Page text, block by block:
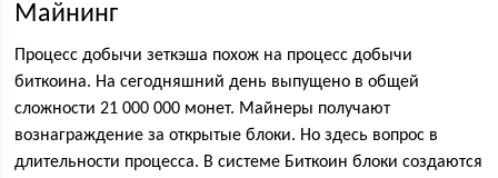
Майнинг
Процесс добычи зеткэша похож на процесс добычи
биткоина. На сегодняшний день выпущено в общей
сложности 21 000 000 монет. Майнеры получают
вознаграждение за открытые блоки. Но здесь вопрос в
длительности процесса. В системе Биткоин блоки создаются